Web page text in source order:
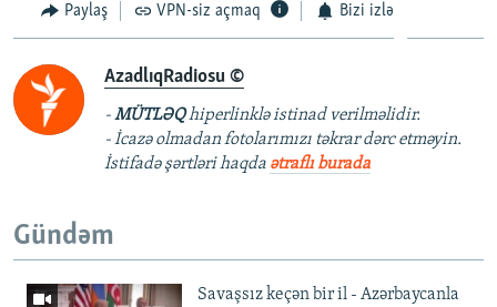
Paylaş VPN-siz açmaq Bizi izlə
AzadlıqRadiosu ©
-MÜTLƏQhiperlinklə istinad verilməlidir.
- İcazə olmadan fotolarımızı təkrar dərc etməyin.
İstifadə şərtləri haqda ətraflı burada
Gündəm
Savaşsız keçən bir il - Azərbaycanla